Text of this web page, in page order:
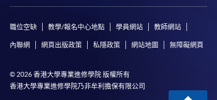
免責聲明
卻不能為這些資訊作出任何明確或隱含的保證。本學院尤其不
會保證下列各項：資訊並無侵犯版權，資訊可安全使用、資訊
職位空缺 教學/報名中心地點 學員網站 教師網站
內聯網 網頁出版政策 私隱政策 網站地圖 無障礙網頁
© 2026 香港大學專業進修學院 版權所有
香港大學專業進修學院乃非牟利擔保有限公司